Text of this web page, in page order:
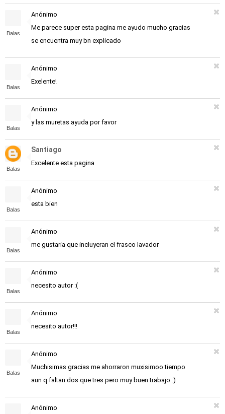
Balas
Anónimo
Me parece super esta pagina me ayudo mucho gracias
se encuentra muy bn explicado
Balas
Anónimo
Exelente!
Balas
Anónimo
y las muretas ayuda por favor
Balas
Santiago
Excelente esta pagina
Balas
Anónimo
esta bien
Balas
Anónimo
me gustaria que incluyeran el frasco lavador
Balas
Anónimo
necesito autor :(
Balas
Anónimo
necesito autor!!!
Balas
Anónimo
Muchisimas gracias me ahorraron muxisimoo tiempo
aun q faltan dos que tres pero muy buen trabajo :)
Anónimo